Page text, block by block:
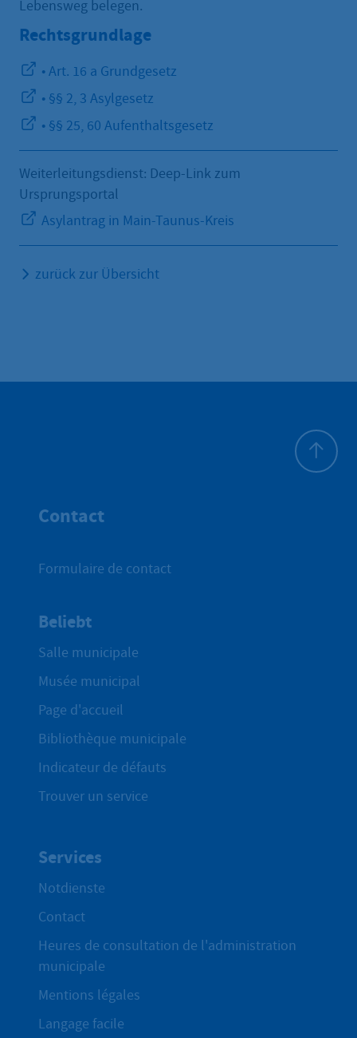
Lebensweg belegen.
Rechtsgrundlage
• Art. 16 a Grundgesetz
• §§ 2, 3 Asylgesetz
• §§ 25, 60 Aufenthaltsgesetz
Weiterleitungsdienst: Deep-Link zum
Ursprungsportal
Asylantrag in Main-Taunus-Kreis
zurück zur Übersicht
Contact
Formulaire de contact
Beliebt
Salle municipale
Musée municipal
Page d'accueil
Bibliothèque municipale
Indicateur de défauts
Trouver un service
Services
Notdienste
Contact
Heures de consultation de l'administration
municipale
Mentions légales
Langage facile